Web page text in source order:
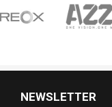
NEWSLETTER